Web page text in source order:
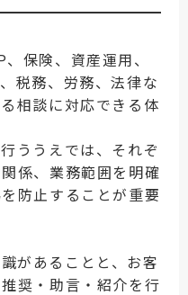
保険、資産運用、
税務、労務、法律な
相談に対応できる体
ううえでは、それぞ
係、業務範囲を明確
防止することが重要
があることと、お客
奨・助言・紹介を行